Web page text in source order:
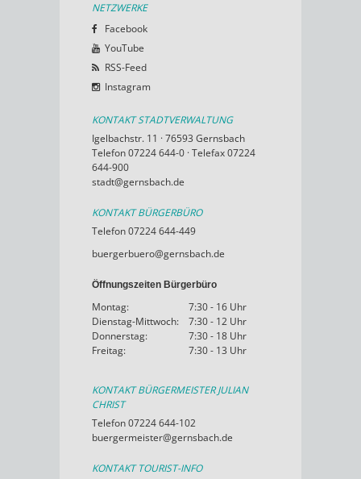
NETZWERKE
Facebook
YouTube
RSS-Feed
Instagram
KONTAKT STADTVERWALTUNG
Igelbachstr. 11 · 76593 Gernsbach
Telefon 07224 644-0 · Telefax 07224
644-900
stadt@gernsbach.de
KONTAKT BÜRGERBÜRO
Telefon 07224 644-449
buergerbuero@gernsbach.de
Öffnungszeiten Bürgerbüro
Montag:
7:30 - 16 Uhr
Dienstag-Mittwoch:
7:30 - 12 Uhr
Donnerstag:
7:30 - 18 Uhr
Freitag:
7:30 - 13 Uhr
KONTAKT BÜRGERMEISTER JULIAN
CHRIST
Telefon 07224 644-102
buergermeister@gernsbach.de
KONTAKT TOURIST-INFO